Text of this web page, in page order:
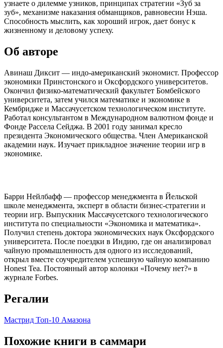
узнаете о дилемме узников, принципах стратегии «Зуб за
зуб», механизме наказания обманщиков, равновесии Нэша.
Способность мыслить, как хороший игрок, дает бонус к
жизненному и деловому успеху.
Об авторе
Авинаш Диксит — индо-американский экономист. Профессор
экономики Принстонского и Оксфордского университетов.
Окончил физико-математический факультет Бомбейского
университета, затем учился математике и экономике в
Кембридже и Массачусетском технологическом институте.
Работал консультантом в Международном валютном фонде и
Фонде Рассела Сейджа. В 2001 году занимал кресло
президента Экономического общества. Член Американской
академии наук. Изучает прикладное значение теории игр в
экономике.
Барри Нейлбафф — профессор менеджмента в Йельской
школе менеджмента, эксперт в области бизнес-стратегии и
теории игр. Выпускник Массачусетского технологического
института по специальности «Экономика и математика».
Получил степень доктора экономических наук Оксфордского
университета. После поездки в Индию, где он анализировал
чайную промышленность для одного из исследований,
открыл вместе соучредителем успешную чайную компанию
Honest Tea. Постоянный автор колонки «Почему нет?» в
журнале Forbes.
Регалии
Мастрид Топ-10 Амазона
Похожие книги в саммари